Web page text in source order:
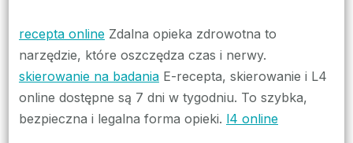
recepta onlineZdalna opieka zdrowotna to
narzędzie, które oszczędza czas i nerwy.
skierowanie na badaniaE-recepta, skierowanie i L4
online dostępne są 7 dni w tygodniu. To szybka,
bezpieczna i legalna forma opieki. l4 online